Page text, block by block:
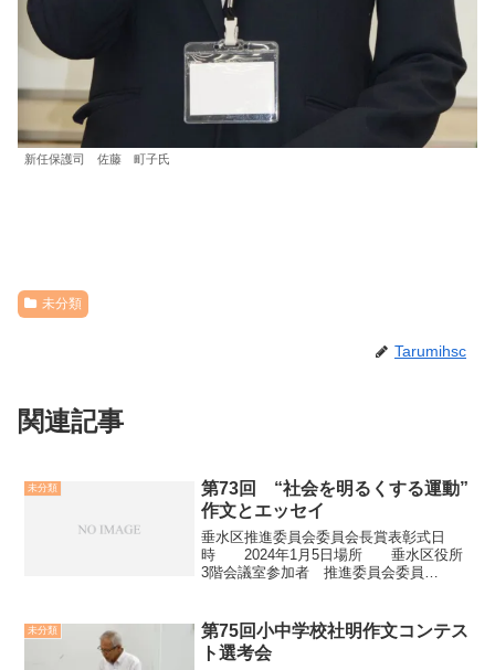
新任保護司 佐藤 町子氏
未分類
Tarumihsc
関連記事
未分類
第73回 “社会を明るくする運動”
作文とエッセイ
垂水区推進委員会委員会長賞表彰式日
時 2024年1月5日場所 垂水区役所
3階会議室参加者 推進委員会委員
垂水区保護司会会長 芦田 敏
郎 約40名 （敬称...
未分類
第75回小中学校社明作文コンテス
ト選考会